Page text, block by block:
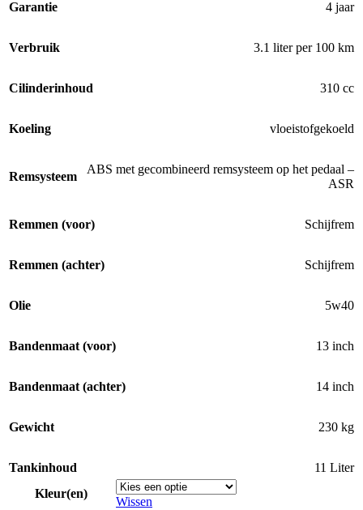
Garantie 4 jaar
Verbruik 3.1 liter per 100 km
Cilinderinhoud 310 cc
Koeling vloeistofgekoeld
Remsysteem
ABS met gecombineerd remsysteem op het pedaal –
ASR
Remmen (voor) Schijfrem
Remmen (achter) Schijfrem
Olie 5w40
Bandenmaat (voor) 13 inch
Bandenmaat (achter) 14 inch
Gewicht 230 kg
Tankinhoud
11 Liter
Kleur(en)
Wissen